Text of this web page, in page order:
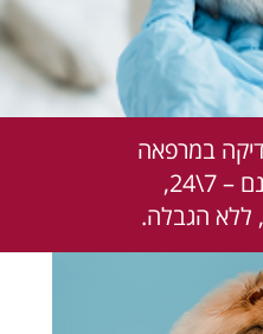
במרפאה
7\24,
ללא הגבלה.